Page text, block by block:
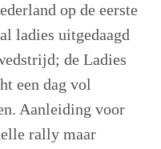
op de eerste
ladies uitgedaagd
de Ladies
een dag vol
Aanleiding voor
rally maar